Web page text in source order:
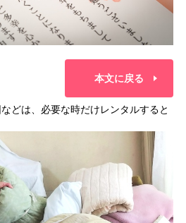
本文に戻る
どは、必要な時だけレンタルすると